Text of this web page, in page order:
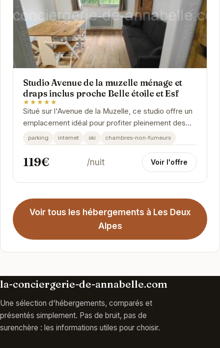
Studio Avenue de la muzelle ménage et
draps inclus proche Belle étoile et Esf
★★★★★
Situé sur l'Avenue de la Muzelle, ce studio offre un
emplacement idéal pour profiter pleinement des
Deux Alpes. Proche des remontées mécaniques,...
parking internet ski chambres-non-fumeurs
119€ /nuit Voir l'offre
Voir tous les hébergements à Les Deux
Alpes
la-conciergerie-de-annabelle.com
Une sélection d'hébergements, comparés et
présentés simplement. Pas de bruit, pas de
surenchère : les informations utiles pour choisir.